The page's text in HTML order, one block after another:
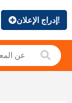
إدراج الإعلان!